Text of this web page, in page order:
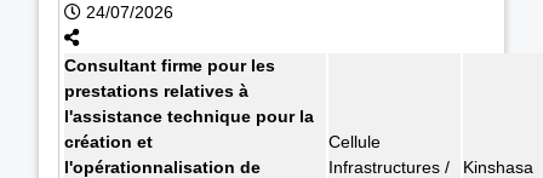
24/07/2026
Consultant firme pour les
prestations relatives à
l'assistance technique pour la
création et
l'opérationnalisation de
Cellule
Infrastructures /
Kinshasa